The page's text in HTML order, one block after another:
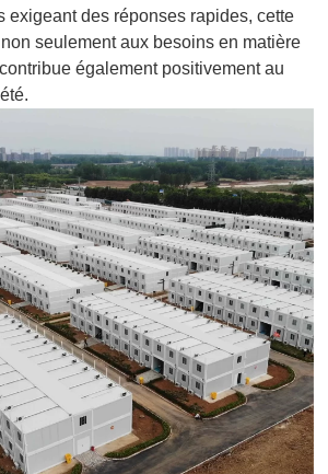
exigeant des réponses rapides, cette
seulement aux besoins en matière
également positivement au